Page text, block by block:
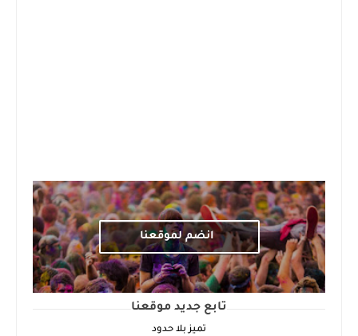
انضم لموقعنا
تابع جديد موقعنا
تميز بلا حدود